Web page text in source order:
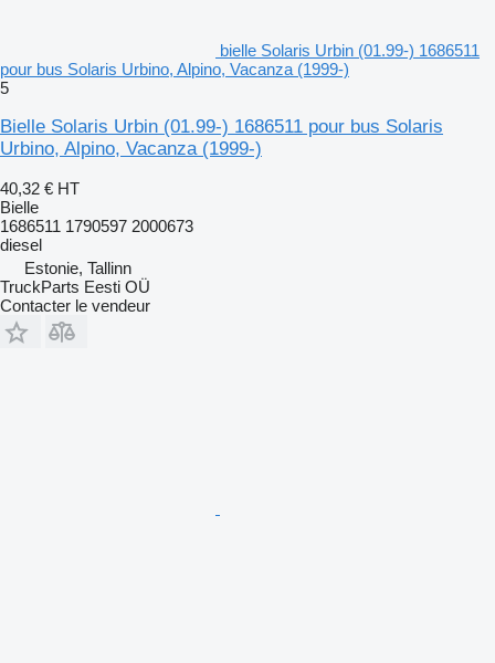
bielle Solaris Urbin (01.99-) 1686511
pour bus Solaris Urbino, Alpino, Vacanza (1999-)
5
Bielle Solaris Urbin (01.99-) 1686511 pour bus Solaris
Urbino, Alpino, Vacanza (1999-)
40,32 € HT
Bielle
1686511 1790597 2000673
diesel
Estonie, Tallinn
TruckParts Eesti OÜ
Contacter le vendeur